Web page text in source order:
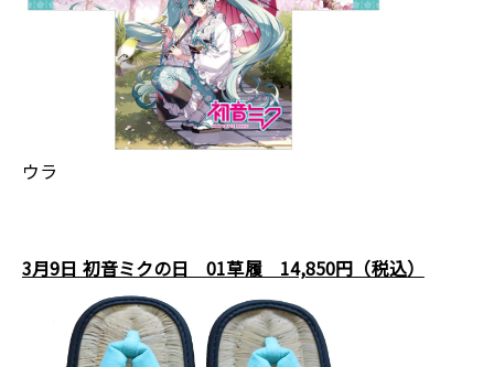
ウラ
3月9日 初音ミクの日 01草履 14,850円（税込）